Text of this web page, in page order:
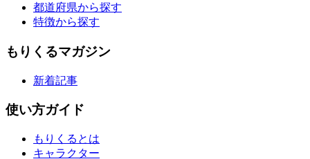
都道府県から探す
特徴から探す
もりくるマガジン
新着記事
使い方ガイド
もりくるとは
キャラクター